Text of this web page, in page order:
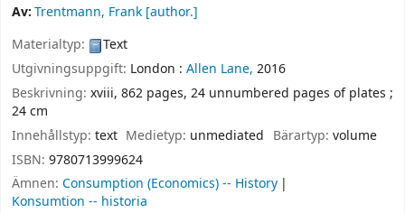
Av:Trentmann, Frank [author.]
Materialtyp:
Text
Utgivningsuppgift: London : Allen Lane, 2016
Beskrivning: xviii, 862 pages, 24 unnumbered pages of plates ;
24 cm
Innehållstyp: text Medietyp: unmediated Bärartyp: volume
ISBN: 9780713999624
Ämnen: Consumption (Economics) -- History
Konsumtion -- historia